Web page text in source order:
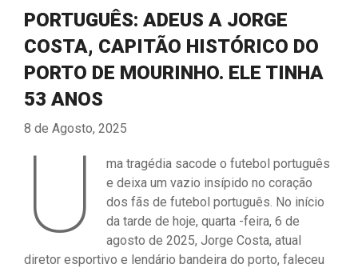
PORTUGUÊS: ADEUS A JORGE
COSTA, CAPITÃO HISTÓRICO DO
PORTO DE MOURINHO. ELE TINHA
53 ANOS
8 de Agosto, 2025
U
ma tragédia sacode o futebol português
e deixa um vazio insípido no coração
dos fãs de futebol português. No início
da tarde de hoje, quarta -feira, 6 de
agosto de 2025, Jorge Costa, atual
diretor esportivo e lendário bandeira do porto, faleceu